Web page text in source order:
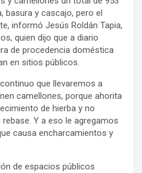
basura y cascajo, pero el
informó Jesús Roldán Tapia,
quien dijo que a diario
de procedencia doméstica
en sitios públicos.
que llevaremos a
camellones, porque ahorita
de hierba y no
Y a eso le agregamos
causa encharcamientos y
de espacios públicos